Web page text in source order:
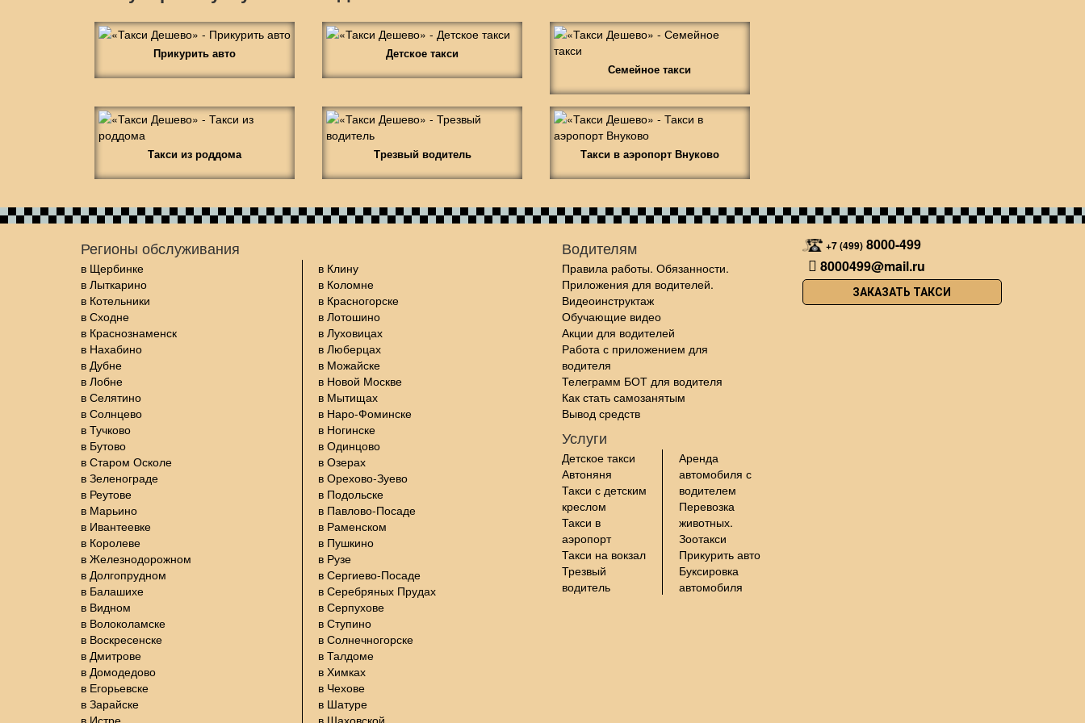
Прикурить авто
Детское такси
Семейное такси
Такси из роддома Трезвый водитель Такси в аэропорт Внуково
Регионы обслуживания
в Щербинке
в Лыткарино
в Котельники
в Сходне
в Краснознаменск
в Нахабино
в Дубне
в Лобне
в Селятино
в Солнцево
в Тучково
в Бутово
в Старом Осколе
в Зеленограде
в Реутове
в Марьино
в Ивантеевке
в Королеве
в Железнодорожном
в Долгопрудном
в Балашихе
в Видном
в Волоколамске
в Воскресенске
в Дмитрове
в Домодедово
в Егорьевске
в Зарайске
в Истре
в Клину
в Коломне
в Красногорске
в Лотошино
в Луховицах
в Люберцах
в Можайске
в Новой Москве
в Мытищах
в Наро-Фоминске
в Ногинске
в Одинцово
в Озерах
в Орехово-Зуево
в Подольске
в Павлово-Посаде
в Раменском
в Пушкино
в Рузе
в Сергиево-Посаде
в Серебряных Прудах
в Серпухове
в Ступино
в Солнечногорске
в Талдоме
в Химках
в Чехове
в Шатуре
в Шаховской
Водителям
Правила работы. Обязанности.
Приложения для водителей.
Видеоинструктаж
Обучающие видео
Акции для водителей
Работа с приложением для
водителя
Телеграмм БОТ для водителя
Как стать самозанятым
Вывод средств
Услуги
Детское такси
Автоняня
Такси с детским
креслом
Такси в
аэропорт
Такси на вокзал
Трезвый
водитель
Аренда
автомобиля с
водителем
Перевозка
животных.
Зоотакси
Прикурить авто
Буксировка
автомобиля
+7 (499) 8000-499
8000499@mail.ru
ЗАКАЗАТЬ ТАКСИ